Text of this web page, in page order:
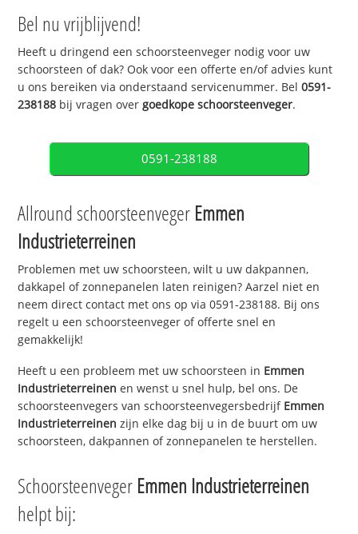
Bel nu vrijblijvend!
Heeft u dringend een schoorsteenveger nodig voor uw
schoorsteen of dak? Ook voor een offerte en/of advies kunt
u ons bereiken via onderstaand servicenummer. Bel0591-
238188 bij vragen over goedkope schoorsteenveger.
0591-238188
Allround schoorsteenveger Emmen
Industrieterreinen
Problemen met uw schoorsteen, wilt u uw dakpannen,
dakkapel of zonnepanelen laten reinigen? Aarzel niet en
neem direct contact met ons op via 0591-238188. Bij ons
regelt u een schoorsteenveger of offerte snel en
gemakkelijk!
Heeft u een probleem met uw schoorsteen in Emmen
Industrieterreinen en wenst u snel hulp, bel ons. De
schoorsteenvegers van schoorsteenvegersbedrijf Emmen
Industrieterreinen zijn elke dag bij u in de buurt om uw
schoorsteen, dakpannen of zonnepanelen te herstellen.
Schoorsteenveger Emmen Industrieterreinen
helpt bij: